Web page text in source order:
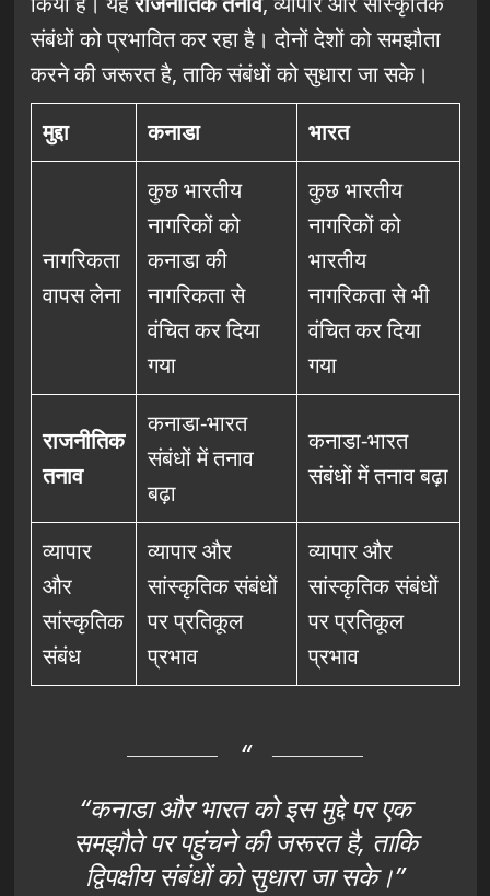
संबंधों को प्रभावित कर रहा है। दोनों देशों को समझौता
करने की जरूरत है, ताकि संबंधों को सुधारा जा सके।
मुद्दा
कनाडा भारत
नागरिकता
वापस लेना
कुछ भारतीय
नागरिकों को
कनाडा की
नागरिकता से
वंचित कर दिया
गया
कुछ भारतीय
नागरिकों को
भारतीय
नागरिकता से भी
वंचित कर दिया
गया
राजनीतिक
तनाव
कनाडा-भारत
संबंधों में तनाव
बढ़ा
कनाडा-भारत
संबंधों में तनाव बढ़ा
व्यापार
और
सांस्कृतिक
संबंध
व्यापार और
सांस्कृतिक संबंधों
पर प्रतिकूल
प्रभाव
व्यापार और
सांस्कृतिक संबंधों
पर प्रतिकूल
प्रभाव
“कनाडा और भारत को इस मुद्दे पर एक
समझौते पर पहुंचने की जरूरत है, ताकि
द्विपक्षीय संबंधों को सुधारा जा सके।”